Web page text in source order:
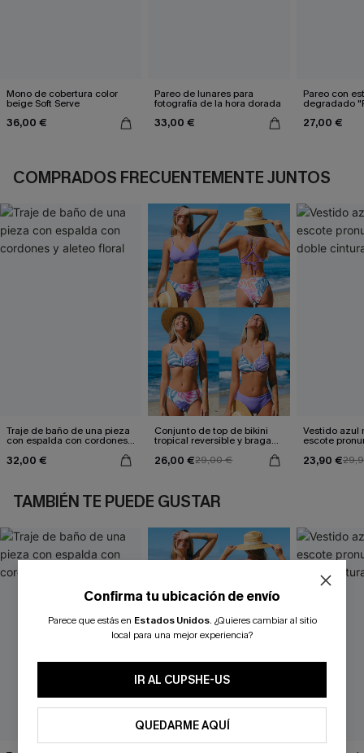
Mono de cobertura color
beige Soft Serve
36,00 €
Pareo de lunares para
fotografía de la hora dorada
33,00 €
Pareo con
degradado
27,00 €
COMPRADOS FRECUENTEMENTE JUNTOS
Traje de baño de una pieza
con espalda con cordones y
32,00 €
Conjunto de top de bikini
tropical reversible y braga
26,00 €29,00 €
Vestido azul
escote
23,90 €
TAMBIÉN TE PUEDE GUSTAR
Confirma tu ubicación de envío
Parece que estás en Estados Unidos. ¿Quieres cambiar al sitio
local para una mejor experiencia?
IR AL CUPSHE-US
QUEDARME AQUÍ